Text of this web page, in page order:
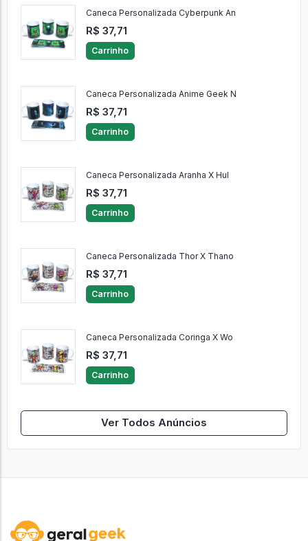
Caneca Personalizada Cyberpunk An
R$ 37,71
Carrinho
Caneca Personalizada Anime Geek N
R$ 37,71
Carrinho
Caneca Personalizada Aranha X Hul
R$ 37,71
Carrinho
Caneca Personalizada Thor X Thano
R$ 37,71
Carrinho
Caneca Personalizada Coringa X Wo
R$ 37,71
Carrinho
Ver Todos Anúncios